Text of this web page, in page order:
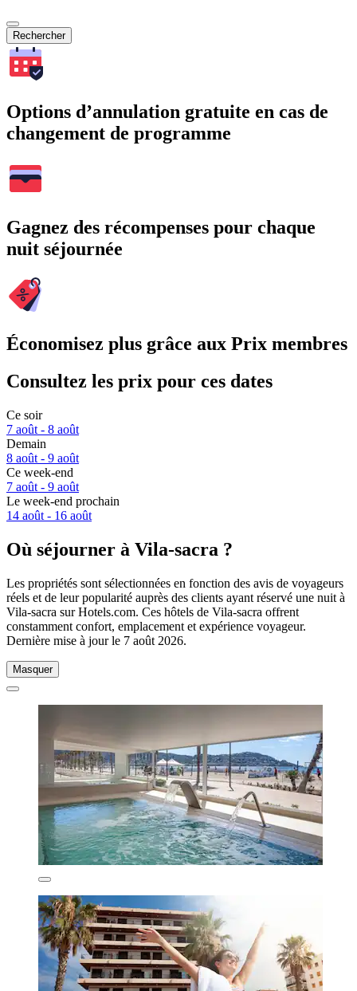
Rechercher
Options d’annulation gratuite en cas de
changement de programme
Gagnez des récompenses pour chaque
nuit séjournée
Économisez plus grâce aux Prix membres
Consultez les prix pour ces dates
Ce soir
7 août - 8 août
Demain
8 août - 9 août
Ce week-end
7 août - 9 août
Le week-end prochain
14 août - 16 août
Où séjourner à Vila-sacra ?
Les propriétés sont sélectionnées en fonction des avis de voyageurs
réels et de leur popularité auprès des clients ayant réservé une nuit à
Vila-sacra sur Hotels.com. Ces hôtels de Vila-sacra offrent
constamment confort, emplacement et expérience voyageur.
Dernière mise à jour le 7 août 2026.
Masquer